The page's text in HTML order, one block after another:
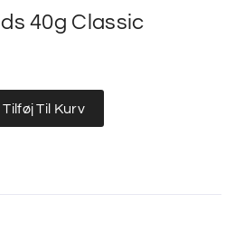
40g Classic
Tilføj Til Kurv